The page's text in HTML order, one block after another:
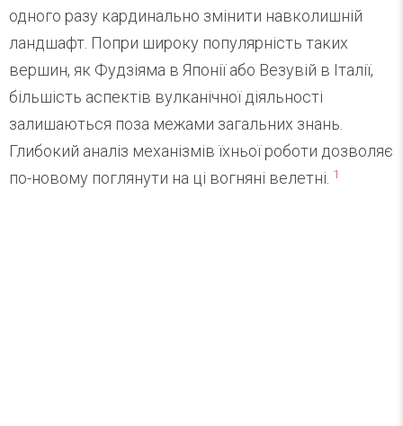
одного разу кардинально змінити навколишній
ландшафт. Попри широку популярність таких
вершин, як Фудзіяма в Японії або Везувій в Італії,
більшість аспектів вулканічної діяльності
залишаються поза межами загальних знань.
Глибокий аналіз механізмів їхньої роботи дозволяє
по-новому поглянути на ці вогняні велетні. 1